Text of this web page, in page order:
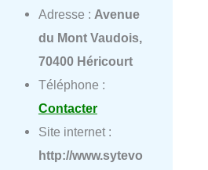
Adresse : Avenue
du Mont Vaudois,
70400 Héricourt
Téléphone :
Contacter
Site internet :
http://www.sytevo